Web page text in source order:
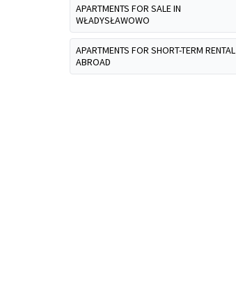
APARTMENTS FOR SALE IN
WŁADYSŁAWOWO
APARTMENTS FOR SHORT-TERM RENTAL
ABROAD